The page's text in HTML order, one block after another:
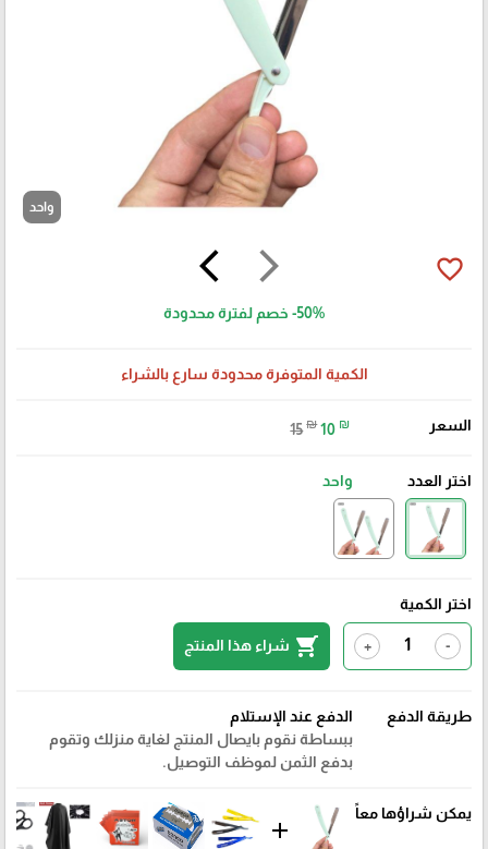
واحد
arrow_forward_ios
arrow_back_ios favorite_border
-50% خصم لفترة محدودة
الكمية المتوفرة محدودة سارع بالشراء
السعر 15 ₪ 10 ₪
اختر العدد واحد
اختر الكمية
-
+
shopping_cart شراء هذا المنتج
طريقة الدفع
الدفع عند الإستلام
ببساطة نقوم بايصال المنتج لغاية منزلك وتقوم
بدفع الثمن لموظف التوصيل.
يمكن شراؤها معاً
add